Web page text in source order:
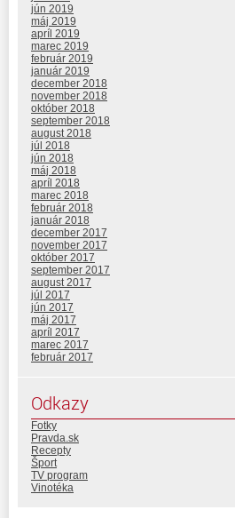
jún 2019
máj 2019
apríl 2019
marec 2019
február 2019
január 2019
december 2018
november 2018
október 2018
september 2018
august 2018
júl 2018
jún 2018
máj 2018
apríl 2018
marec 2018
február 2018
január 2018
december 2017
november 2017
október 2017
september 2017
august 2017
júl 2017
jún 2017
máj 2017
apríl 2017
marec 2017
február 2017
Odkazy
Fotky
Pravda.sk
Recepty
Šport
TV program
Vinotéka